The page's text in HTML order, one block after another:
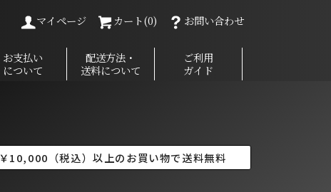
マイページ カート(0) お問い合わせ
お支払い
について
配送方法・
送料について
ご利用
ガイド
￥10,000（税込）以上のお買い物で送料無料